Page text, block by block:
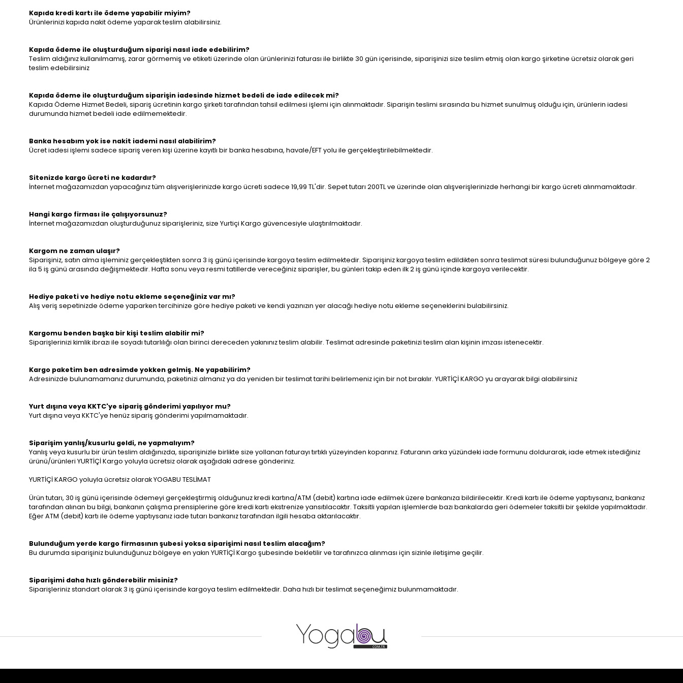
Kapıda kredi kartı ile ödeme yapabilir miyim?
Ürünlerinizi kapıda nakit ödeme yaparak teslim alabilirsiniz.
Kapıda ödeme ile oluşturduğum siparişi nasıl iade edebilirim?
Teslim aldığınız kullanılmamış, zarar görmemiş ve etiketi üzerinde olan ürünlerinizi faturası ile birlikte 30 gün içerisinde, siparişinizi size teslim etmiş olan kargo şirketine ücretsiz olarak geri
teslim edebilirsiniz
Kapıda ödeme ile oluşturduğum siparişin iadesinde hizmet bedeli de iade edilecek mi?
Kapıda Ödeme Hizmet Bedeli, sipariş ücretinin kargo şirketi tarafından tahsil edilmesi işlemi için alınmaktadır. Siparişin teslimi sırasında bu hizmet sunulmuş olduğu için, ürünlerin iadesi
durumunda hizmet bedeli iade edilmemektedir.
Banka hesabım yok ise nakit iademi nasıl alabilirim?
Ücret iadesi işlemi sadece sipariş veren kişi üzerine kayıtlı bir banka hesabına, havale/EFT yolu ile gerçekleştirilebilmektedir.
Sitenizde kargo ücreti ne kadardır?
İnternet mağazamızdan yapacağınız tüm alışverişlerinizde kargo ücreti sadece 19,99 TL'dir. Sepet tutarı 200TL ve üzerinde olan alışverişlerinizde herhangi bir kargo ücreti alınmamaktadır.
Hangi kargo firması ile çalışıyorsunuz?
İnternet mağazamızdan oluşturduğunuz siparişleriniz, size Yurtiçi Kargo güvencesiyle ulaştırılmaktadır.
Kargom ne zaman ulaşır?
Siparişiniz, satın alma işleminiz gerçekleştikten sonra 3 iş günü içerisinde kargoya teslim edilmektedir. Siparişiniz kargoya teslim edildikten sonra teslimat süresi bulunduğunuz bölgeye göre 2
ila 5 iş günü arasında değişmektedir. Hafta sonu veya resmi tatillerde vereceğiniz siparişler, bu günleri takip eden ilk 2 iş günü içinde kargoya verilecektir.
Hediye paketi ve hediye notu ekleme seçeneğiniz var mı?
Alış veriş sepetinizde ödeme yaparken tercihinize göre hediye paketi ve kendi yazınızın yer alacağı hediye notu ekleme seçeneklerini bulabilirsiniz.
Kargomu benden başka bir kişi teslim alabilir mi?
Siparişlerinizi kimlik ibrazı ile soyadı tutarlılığı olan birinci dereceden yakınınız teslim alabilir. Teslimat adresinde paketinizi teslim alan kişinin imzası istenecektir.
Kargo paketim ben adresimde yokken gelmiş. Ne yapabilirim?
Adresinizde bulunamamanız durumunda, paketinizi almanız ya da yeniden bir teslimat tarihi belirlemeniz için bir not bırakılır. YURTİÇİ KARGO yu arayarak bilgi alabilirsiniz
Yurt dışına veya KKTC'ye sipariş gönderimi yapılıyor mu?
Yurt dışına veya KKTC'ye henüz sipariş gönderimi yapılmamaktadır.
Siparişim yanlış/kusurlu geldi, ne yapmalıyım?
Yanlış veya kusurlu bir ürün teslim aldığınızda, siparişinizle birlikte size yollanan faturayı tırtıklı yüzeyinden koparınız. Faturanın arka yüzündeki iade formunu doldurarak, iade etmek istediğiniz
ürünü/ürünleri YURTİÇİ Kargo yoluyla ücretsiz olarak aşağıdaki adrese gönderiniz.
YURTİÇİ KARGO yoluyla ücretsiz olarak YOGABU TESLİMAT
Ürün tutarı, 30 iş günü içerisinde ödemeyi gerçekleştirmiş olduğunuz kredi kartına/ATM (debit) kartına iade edilmek üzere bankanıza bildirilecektir. Kredi kartı ile ödeme yaptıysanız, bankanız
tarafından alınan bu bilgi, bankanın çalışma prensiplerine göre kredi kartı ekstrenize yansıtılacaktır. Taksitli yapılan işlemlerde bazı bankalarda geri ödemeler taksitli bir şekilde yapılmaktadır.
Eğer ATM (debit) kartı ile ödeme yaptıysanız iade tutarı bankanız tarafından ilgili hesaba aktarılacaktır.
Bulunduğum yerde kargo firmasının şubesi yoksa siparişimi nasıl teslim alacağım?
Bu durumda siparişiniz bulunduğunuz bölgeye en yakın YURTİÇİ Kargo şubesinde bekletilir ve tarafınızca alınması için sizinle iletişime geçilir.
Siparişimi daha hızlı gönderebilir misiniz?
Siparişleriniz standart olarak 3 iş günü içerisinde kargoya teslim edilmektedir. Daha hızlı bir teslimat seçeneğimiz bulunmamaktadır.